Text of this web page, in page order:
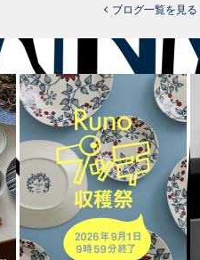
ブログ一覧を見る